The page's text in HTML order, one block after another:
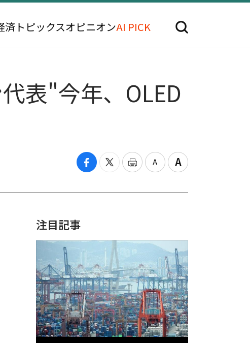
済 トピックスオピニオンAI PICK
表"今年、OLED
注目記事